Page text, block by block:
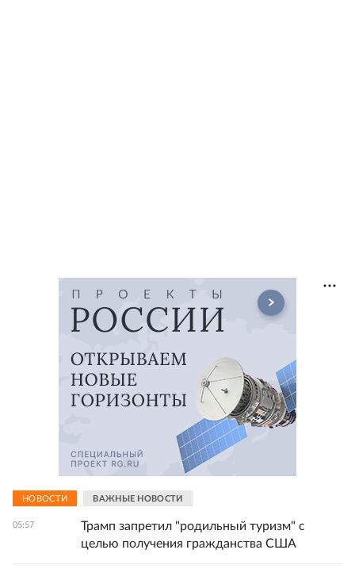
НОВОСТИ ВАЖНЫЕ НОВОСТИ
05:57
Трамп запретил "родильный туризм" с
целью получения гражданства США